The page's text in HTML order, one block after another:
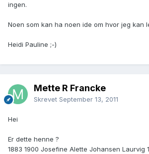
ingen.
Noen som kan ha noen ide om hvor jeg kan
Heidi Pauline ;-)
Mette R Francke
Skrevet September 13, 2011
Hei
Er dette henne ?
1883 1900 Josefine Alette Johansen Laurvig